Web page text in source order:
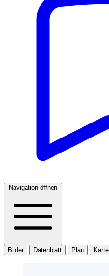
Navigation öffnen
Bilder Datenblatt Plan Karte